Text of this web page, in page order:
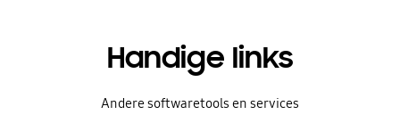
Handige links
Andere softwaretools en services